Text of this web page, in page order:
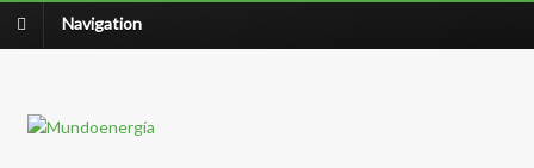
Navigation